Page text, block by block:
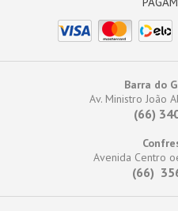
Barra do
Av. Ministro João
(66)
Avenida Centro
(66)